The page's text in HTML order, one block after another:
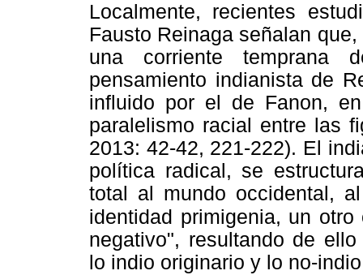
Localmente, recientes
Fausto Reinaga señalan
una corriente temprana
pensamiento indianista de
influido por el de Fanon,
paralelismo racial entre las
2013: 42-42, 221-222). El
política radical, se
total al mundo occidental,
identidad primigenia, un
negativo", resultando de
lo indio originario y lo no-